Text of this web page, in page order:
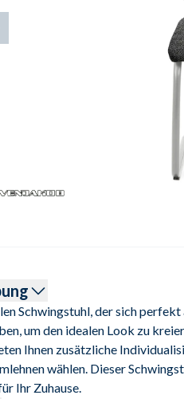
Schwingstuhl, der sich perfekt
um den idealen Look zu
Ihnen zusätzliche
wählen. Dieser
Ihr Zuhause.